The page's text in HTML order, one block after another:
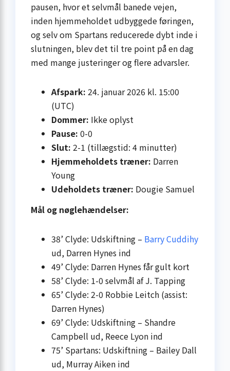
pausen, hvor et selvmål banede vejen,
inden hjemmeholdet udbyggede føringen,
og selv om Spartans reducerede dybt inde i
slutningen, blev det til tre point på en dag
med mange justeringer og flere advarsler.
Afspark: 24. januar 2026 kl. 15:00
(UTC)
Dommer: Ikke oplyst
Pause: 0-0
Slut: 2-1 (tillægstid: 4 minutter)
Hjemmeholdets træner: Darren
Young
Udeholdets træner: Dougie Samuel
Mål og nøglehændelser:
38’ Clyde: Udskiftning – Barry Cuddihy
ud, Darren Hynes ind
49’ Clyde: Darren Hynes får gult kort
58’ Clyde: 1-0 selvmål af J. Tapping
65’ Clyde: 2-0 Robbie Leitch (assist:
Darren Hynes)
69’ Clyde: Udskiftning – Shandre
Campbell ud, Reece Lyon ind
75’ Spartans: Udskiftning – Bailey Dall
ud, Murray Aiken ind